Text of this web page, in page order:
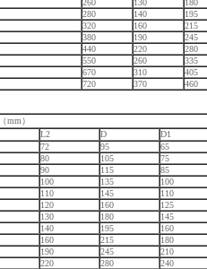
260 130 180
280 140 195
320 160 215
380 190 245
440 220 280
550 260 335
670 310 405
720 370 460
mm）
L2 D D1
72 95 65
80 105 75
90 115 85
100 135 100
110 145 110
120 160 125
130 180 145
140 195 160
160 215 180
190 245 210
220 280 240